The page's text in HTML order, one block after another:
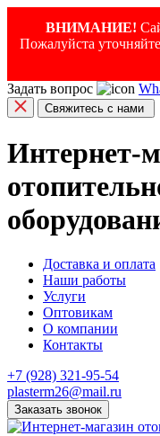
ВНИМАНИЕ!
Пожалуйста
Задать вопрос
Свяжитесь с нами
Интернет-
Доставка и оплата
Наши работы
Услуги
Оптовикам
О компании
Контакты
+7 (928) 321-95-54
plasterm26@mail.ru
Заказать звонок